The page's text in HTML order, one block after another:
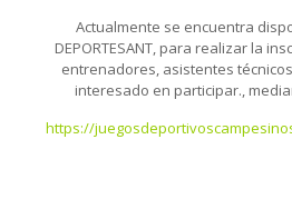
Actualmente se encuentra
DEPORTESANT, para realizar la
entrenadores, asistentes
interesado en participar.,
https://